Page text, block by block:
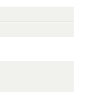
うございました。
安心いたしまし